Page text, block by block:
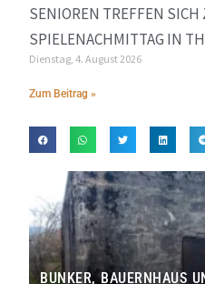
SENIOREN TREFFEN SICH
SPIELENACHMITTAG IN
Dienstag, 4. August 2026
Zum Beitrag »
BUNKER, BAUERNHAUS